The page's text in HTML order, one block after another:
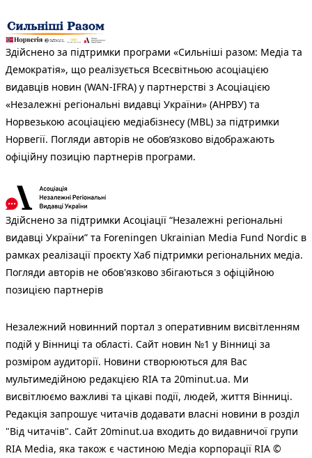
Здійснено за підтримки програми «Сильніші разом: Медіа та
Демократія», що реалізується Всесвітньою асоціацією
видавців новин (WAN-IFRA) у партнерстві з Асоціацією
«Незалежні регіональні видавці України» (АНРВУ) та
Норвезькою асоціацією медіабізнесу (MBL) за підтримки
Норвегії. Погляди авторів не обов’язково відображають
офіційну позицію партнерів програми.
Здійснено за підтримки Асоціації “Незалежні регіональні
видавці України” та Foreningen Ukrainian Media Fund Nordic в
рамках реалізації проєкту Хаб підтримки регіональних медіа.
Погляди авторів не обов'язково збігаються з офіційною
позицією партнерів
Незалежний новинний портал з оперативним висвітленням
подій у Вінниці та області. Сайт новин №1 у Вінниці за
розміром аудиторії. Новини створюються для Вас
мультимедійною редакцією RIA та 20minut.ua. Ми
висвітлюємо важливі та цікаві події, людей, життя Вінниці.
Редакція запрошує читачів додавати власні новини в розділ
"Від читачів". Сайт 20minut.ua входить до видавничої групи
RIA Media, яка також є частиною Медіа корпорації RIA ©